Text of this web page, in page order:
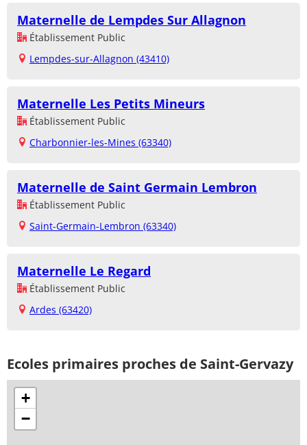
Maternelle de Lempdes Sur Allagnon
Établissement Public
Lempdes-sur-Allagnon (43410)
Maternelle Les Petits Mineurs
Établissement Public
Charbonnier-les-Mines (63340)
Maternelle de Saint Germain Lembron
Établissement Public
Saint-Germain-Lembron (63340)
Maternelle Le Regard
Établissement Public
Ardes (63420)
Ecoles primaires proches de Saint-Gervazy
+
−